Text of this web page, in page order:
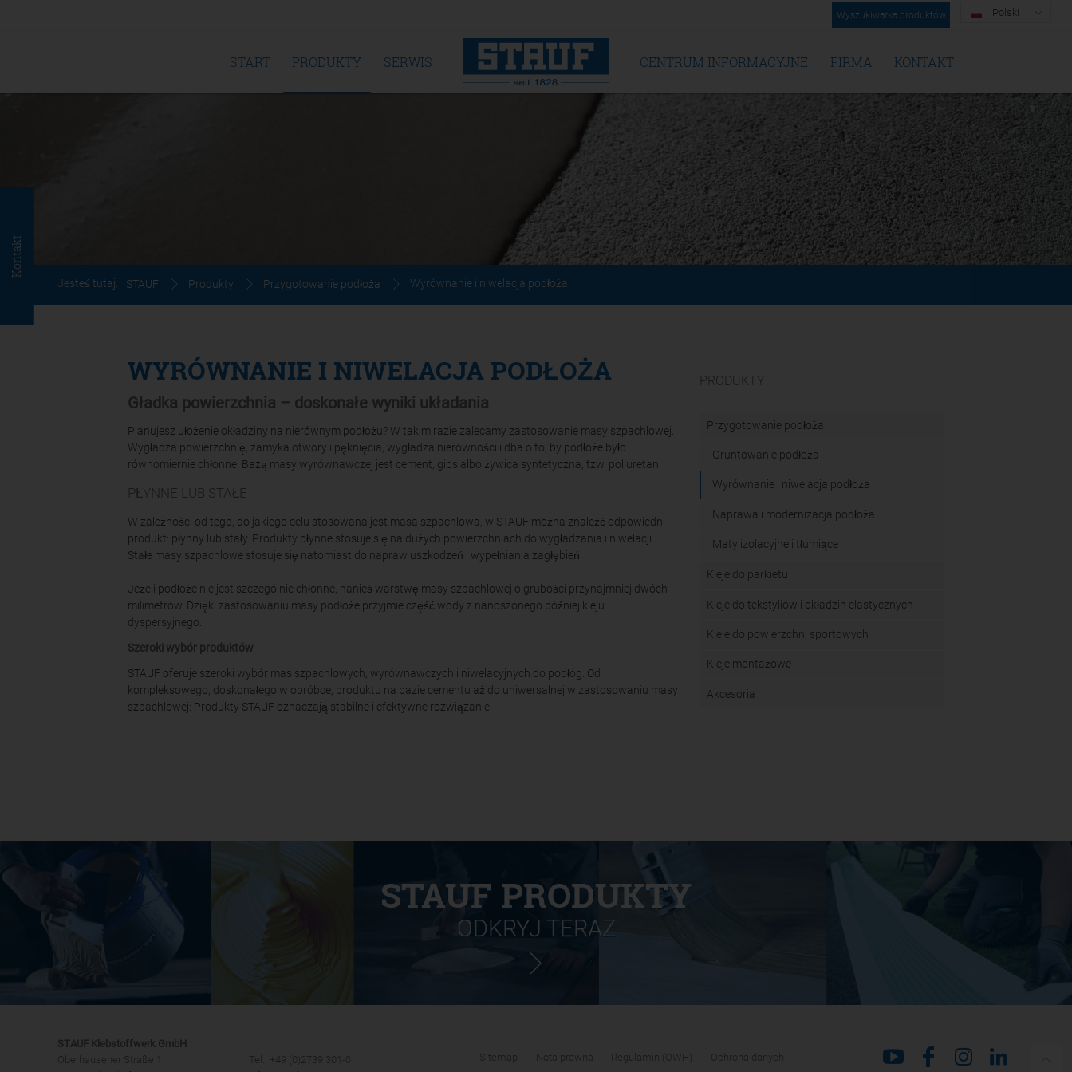
Kontakt
Wyszukiwarka produktów Polski
START PRODUKTY SERWIS CENTRUM INFORMACYJNE FIRMA KONTAKT
Jesteś tutaj: STAUF Produkty Przygotowanie podłoża Wyrównanie i niwelacja podłoża
WYRÓWNANIE I NIWELACJA PODŁOŻA
Gładka powierzchnia – doskonałe wyniki układania
Planujesz ułożenie okładziny na nierównym podłożu? W takim razie zalecamy zastosowanie masy szpachlowej.
Wygładza powierzchnię, zamyka otwory i pęknięcia, wygładza nierówności i dba o to, by podłoże było
równomiernie chłonne. Bazą masy wyrównawczej jest cement, gips albo żywica syntetyczna, tzw. poliuretan.
PŁYNNE LUB STAŁE
W zależności od tego, do jakiego celu stosowana jest masa szpachlowa, w STAUF można znaleźć odpowiedni
produkt: płynny lub stały. Produkty płynne stosuje się na dużych powierzchniach do wygładzania i niwelacji.
Stałe masy szpachlowe stosuje się natomiast do napraw uszkodzeń i wypełniania zagłębień.
Jeżeli podłoże nie jest szczególnie chłonne, nanieś warstwę masy szpachlowej o grubości przynajmniej dwóch
milimetrów. Dzięki zastosowaniu masy podłoże przyjmie część wody z nanoszonego później kleju
dyspersyjnego.
Szeroki wybór produktów
STAUF oferuje szeroki wybór mas szpachlowych, wyrównawczych i niwelacyjnych do podłóg. Od
kompleksowego, doskonałego w obróbce, produktu na bazie cementu aż do uniwersalnej w zastosowaniu masy
szpachlowej: Produkty STAUF oznaczają stabilne i efektywne rozwiązanie.
PRODUKTY
Przygotowanie podłoża
Gruntowanie podłoża
Wyrównanie i niwelacja podłoża
Naprawa i modernizacja podłoża
Maty izolacyjne i tłumiące
Kleje do parkietu
Kleje do tekstyliów i okładzin elastycznych
Kleje do powierzchni sportowych
Kleje montażowe
Akcesoria
STAUF PRODUKTY
ODKRYJ TERAZ
STAUF Klebstoffwerk GmbH
Oberhausener Straße 1
Tel.: +49 (0)2739 301-0
Sitemap Nota prawna Regulamin (OWH) Ochrona danych